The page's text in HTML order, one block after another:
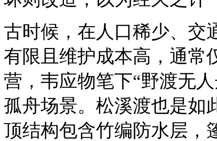
古时候，在人口稀少、交
有限且维护成本高，通常
营，韦应物笔下“野渡无
孤舟场景。松溪渡也是如
顶结构包含竹编防水层，